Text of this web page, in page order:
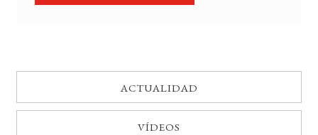
ACTUALIDAD
VÍDEOS